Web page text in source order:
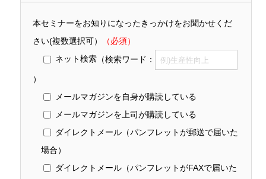
本セミナーをお知りになったきっかけをお聞かせくだ
さい(複数選択可）
（必須）
ネット検索 （検索ワード：
）
メールマガジンを自身が購読している
メールマガジンを上司が購読している
ダイレクトメール（パンフレットが郵送で届いた
場合）
ダイレクトメール（パンフレットがFAXで届いた